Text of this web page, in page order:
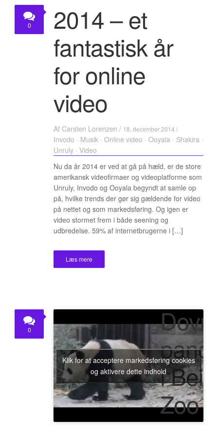
KONTAKT
0
2014 – et
fantastisk år
for online
video
Af Carsten Lorenzen / 18. december 2014 /
Invodo · Musik · Online video · Ooyala · Shakira ·
Unruly · Video
Nu da år 2014 er ved at gå på hæld, er de store
amerikansk videofirmaer og videoplatforme som
Unruly, Invodo og Ooyala begyndt at samle op
på, hvilke trends der gør sig gældende for video
på nettet og som markedsføring. Og igen er
video stormet frem i både seening og
udbredelse. 59% af internetbrugerne i […]
Læs mere
0
i
Zoo
Klik for at acceptere markedsføring cookies
og aktivere dette indhold